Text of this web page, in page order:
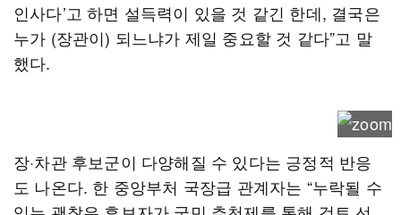
인사다’고 하면 설득력이 있을 것 같긴 한데, 결국은
누가 (장관이) 되느냐가 제일 중요할 것 같다”고 말
했다.
장·차관 후보군이 다양해질 수 있다는 긍정적 반응
도 나온다. 한 중앙부처 국장급 관계자는 “누락될 수